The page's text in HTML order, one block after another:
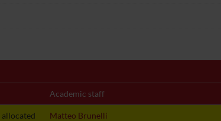
Academic staff
Matteo Brunelli